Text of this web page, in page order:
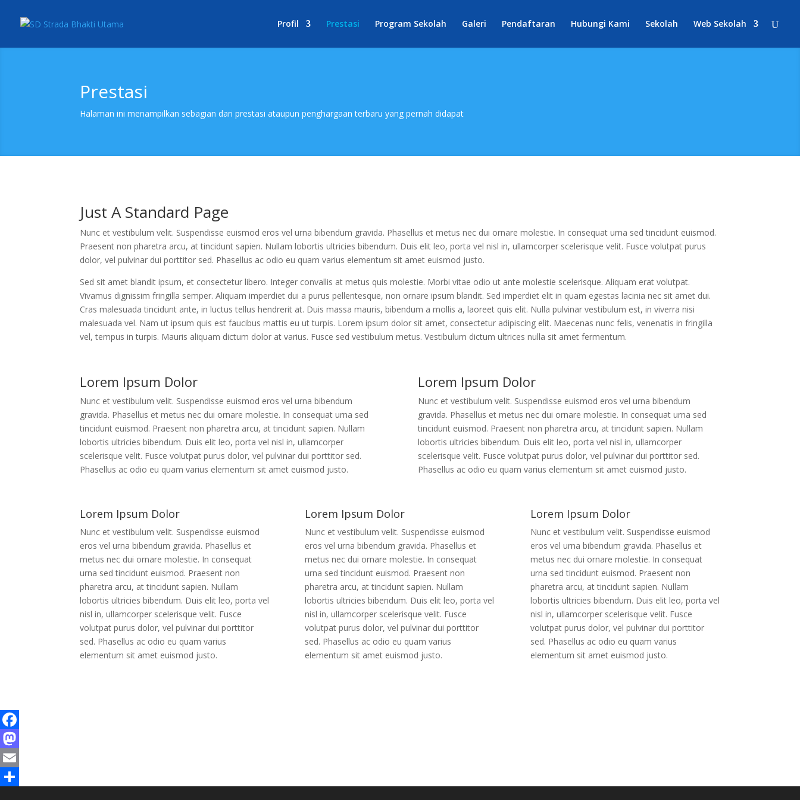
Profil Prestasi Program Sekolah Galeri Pendaftaran Hubungi Kami Sekolah Web Sekolah
Prestasi
Halaman ini menampilkan sebagian dari prestasi ataupun penghargaan terbaru yang pernah didapat
Just A Standard Page
Nunc et vestibulum velit. Suspendisse euismod eros vel urna bibendum gravida. Phasellus et metus nec dui ornare molestie. In consequat urna sed tincidunt euismod.
Praesent non pharetra arcu, at tincidunt sapien. Nullam lobortis ultricies bibendum. Duis elit leo, porta vel nisl in, ullamcorper scelerisque velit. Fusce volutpat purus
dolor, vel pulvinar dui porttitor sed. Phasellus ac odio eu quam varius elementum sit amet euismod justo.
Sed sit amet blandit ipsum, et consectetur libero. Integer convallis at metus quis molestie. Morbi vitae odio ut ante molestie scelerisque. Aliquam erat volutpat.
Vivamus dignissim fringilla semper. Aliquam imperdiet dui a purus pellentesque, non ornare ipsum blandit. Sed imperdiet elit in quam egestas lacinia nec sit amet dui.
Cras malesuada tincidunt ante, in luctus tellus hendrerit at. Duis massa mauris, bibendum a mollis a, laoreet quis elit. Nulla pulvinar vestibulum est, in viverra nisi
malesuada vel. Nam ut ipsum quis est faucibus mattis eu ut turpis. Lorem ipsum dolor sit amet, consectetur adipiscing elit. Maecenas nunc felis, venenatis in fringilla
vel, tempus in turpis. Mauris aliquam dictum dolor at varius. Fusce sed vestibulum metus. Vestibulum dictum ultrices nulla sit amet fermentum.
Lorem Ipsum Dolor
Nunc et vestibulum velit. Suspendisse euismod eros vel urna bibendum
gravida. Phasellus et metus nec dui ornare molestie. In consequat urna sed
tincidunt euismod. Praesent non pharetra arcu, at tincidunt sapien. Nullam
lobortis ultricies bibendum. Duis elit leo, porta vel nisl in, ullamcorper
scelerisque velit. Fusce volutpat purus dolor, vel pulvinar dui porttitor sed.
Phasellus ac odio eu quam varius elementum sit amet euismod justo.
Lorem Ipsum Dolor
Nunc et vestibulum velit. Suspendisse euismod eros vel urna bibendum
gravida. Phasellus et metus nec dui ornare molestie. In consequat urna sed
tincidunt euismod. Praesent non pharetra arcu, at tincidunt sapien. Nullam
lobortis ultricies bibendum. Duis elit leo, porta vel nisl in, ullamcorper
scelerisque velit. Fusce volutpat purus dolor, vel pulvinar dui porttitor sed.
Phasellus ac odio eu quam varius elementum sit amet euismod justo.
Lorem Ipsum Dolor
Nunc et vestibulum velit. Suspendisse euismod
eros vel urna bibendum gravida. Phasellus et
metus nec dui ornare molestie. In consequat
urna sed tincidunt euismod. Praesent non
pharetra arcu, at tincidunt sapien. Nullam
lobortis ultricies bibendum. Duis elit leo, porta vel
nisl in, ullamcorper scelerisque velit. Fusce
volutpat purus dolor, vel pulvinar dui porttitor
sed. Phasellus ac odio eu quam varius
elementum sit amet euismod justo.
Lorem Ipsum Dolor
Nunc et vestibulum velit. Suspendisse euismod
eros vel urna bibendum gravida. Phasellus et
metus nec dui ornare molestie. In consequat
urna sed tincidunt euismod. Praesent non
pharetra arcu, at tincidunt sapien. Nullam
lobortis ultricies bibendum. Duis elit leo, porta vel
nisl in, ullamcorper scelerisque velit. Fusce
volutpat purus dolor, vel pulvinar dui porttitor
sed. Phasellus ac odio eu quam varius
elementum sit amet euismod justo.
Lorem Ipsum Dolor
Nunc et vestibulum velit. Suspendisse euismod
eros vel urna bibendum gravida. Phasellus et
metus nec dui ornare molestie. In consequat
urna sed tincidunt euismod. Praesent non
pharetra arcu, at tincidunt sapien. Nullam
lobortis ultricies bibendum. Duis elit leo, porta vel
nisl in, ullamcorper scelerisque velit. Fusce
volutpat purus dolor, vel pulvinar dui porttitor
sed. Phasellus ac odio eu quam varius
elementum sit amet euismod justo.
Facebook
Mastodon
Email